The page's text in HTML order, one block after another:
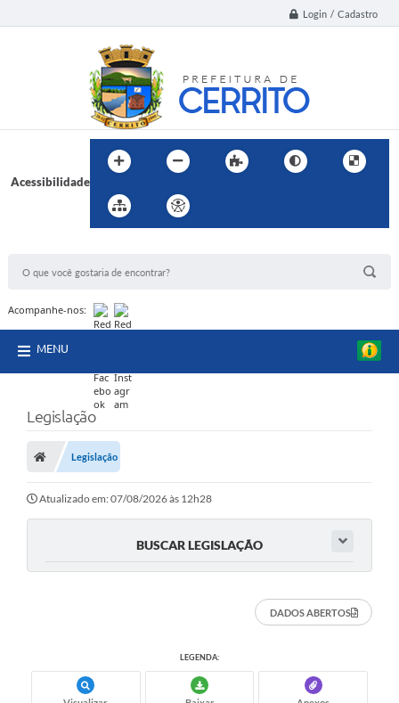
Login / Cadastro
Acessibilidade
Acompanhe-nos:
MENU
Legislação
Legislação
Atualizado em: 07/08/2026 às 12h28
BUSCAR LEGISLAÇÃO
DADOS ABERTOS
LEGENDA: